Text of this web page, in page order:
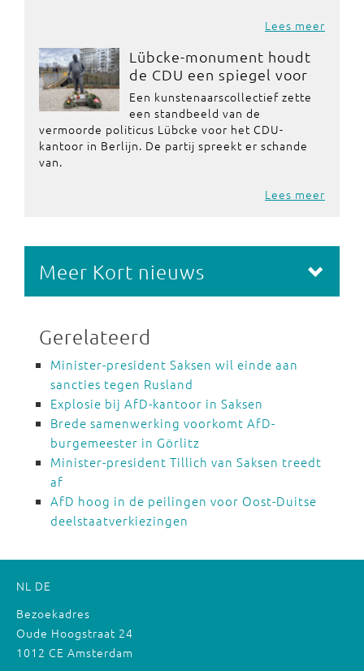
Lees meer
Lübcke-monument houdt
de CDU een spiegel voor
Een kunstenaarscollectief zette
een standbeeld van de
vermoorde politicus Lübcke voor het CDU-
kantoor in Berlijn. De partij spreekt er schande
van.
Lees meer
Meer Kort nieuws
Gerelateerd
Minister-president Saksen wil einde aan
sancties tegen Rusland
Explosie bij AfD-kantoor in Saksen
Brede samenwerking voorkomt AfD-
burgemeester in Görlitz
Minister-president Tillich van Saksen treedt
af
AfD hoog in de peilingen voor Oost-Duitse
deelstaatverkiezingen
NL DE
Bezoekadres
Oude Hoogstraat 24
1012 CE Amsterdam